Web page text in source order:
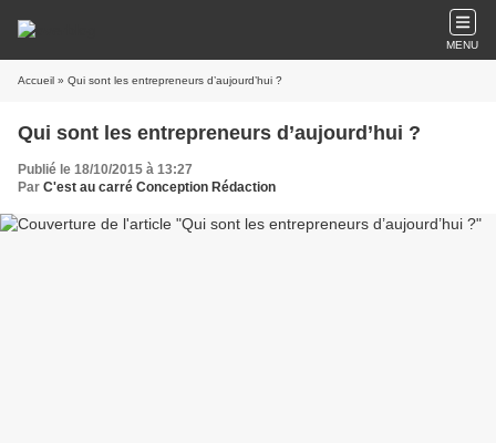
MENU
Accueil » Qui sont les entrepreneurs d’aujourd’hui ?
Qui sont les entrepreneurs d’aujourd’hui ?
Publié le 18/10/2015 à 13:27
Par C'est au carré Conception Rédaction